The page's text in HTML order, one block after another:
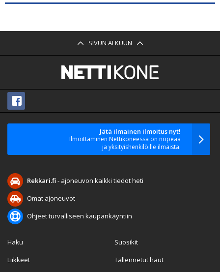
SIVUN ALKUUN
Jätä ilmainen ilmoitus nyt!
Ilmoittaminen Nettikoneessa on nopeaa
ja yksityishenkilöille ilmaista.
Rekkari.fi- ajoneuvon kaikki tiedot heti
Omat ajoneuvot
Ohjeet turvalliseen kaupankäyntiin
Haku
Liikkeet
Suosikit
Tallennetut haut